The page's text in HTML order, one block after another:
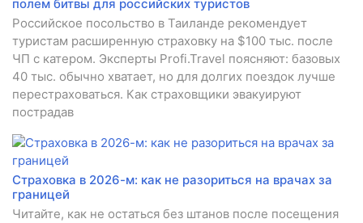
полем битвы для российских туристов
Российское посольство в Таиланде рекомендует
туристам расширенную страховку на $100 тыс. после
ЧП с катером. Эксперты Profi.Travel поясняют: базовых
40 тыс. обычно хватает, но для долгих поездок лучше
перестраховаться. Как страховщики эвакуируют
пострадав
Страховка в 2026-м: как не разориться на врачах за
границей
Читайте, как не остаться без штанов после посещения